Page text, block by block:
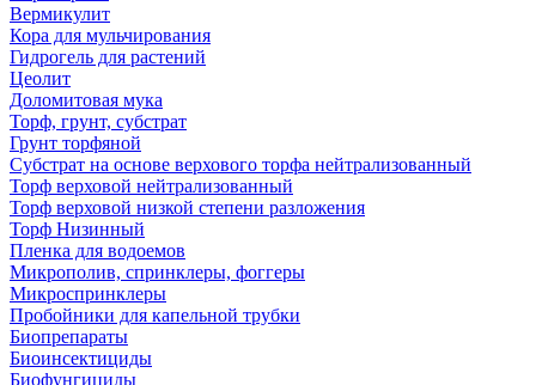
Вермикулит
Кора для мульчирования
Гидрогель для растений
Цеолит
Доломитовая мука
Торф, грунт, субстрат
Грунт торфяной
Субстрат на основе верхового торфа нейтрализованный
Торф верховой нейтрализованный
Торф верховой низкой степени разложения
Торф Низинный
Пленка для водоемов
Микрополив, спринклеры, фоггеры
Микроспринклеры
Пробойники для капельной трубки
Биопрепараты
Биоинсектициды
Биофунгициды